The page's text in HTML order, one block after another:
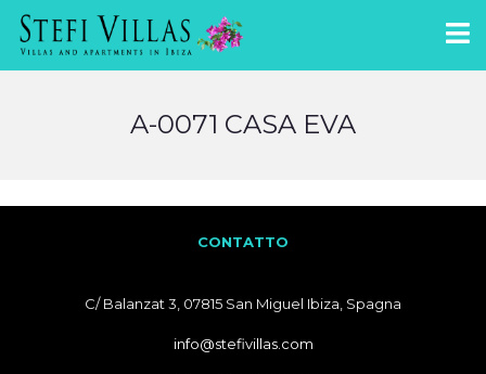
A-0071 CASA EVA
CONTATTO
C/ Balanzat 3, 07815 San Miguel Ibiza, Spagna
info@stefivillas.com